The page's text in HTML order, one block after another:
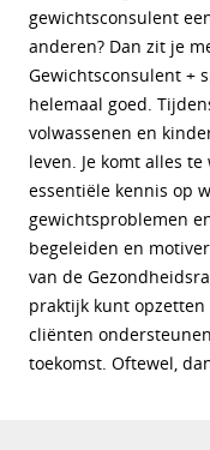
gewichtsconsulent
anderen? Dan zit je
Gewichtsconsulent +
helemaal goed.
volwassenen en
leven. Je komt alles
essentiële kennis op
gewichtsproblemen
begeleiden en
van de
praktijk kunt
cliënten
toekomst. Oftewel,